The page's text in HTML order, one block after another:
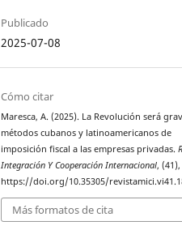
Publicado
2025-07-08
Cómo citar
Maresca, A. (2025). La Revolución será
métodos cubanos y latinoamericanos de
imposición fiscal a las empresas privadas.
Integración Y Cooperación Internacional,
https://doi.org/10.35305/
Más formatos de cita